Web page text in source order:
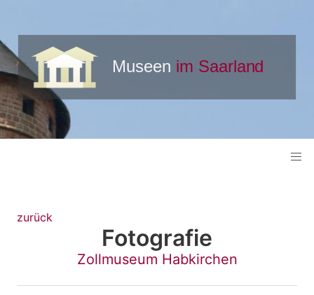
zurück
Fotografie
Zollmuseum Habkirchen